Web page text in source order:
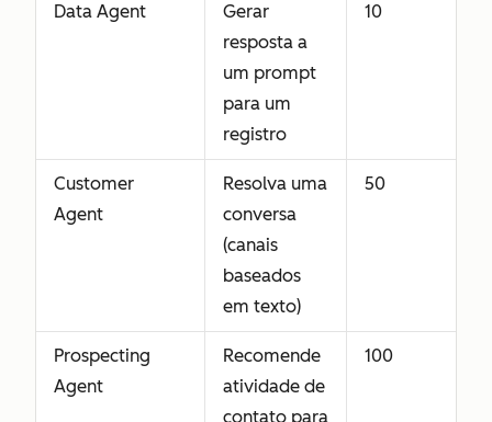
Data Agent
Gerar
resposta a
um prompt
para um
registro
10
Customer
Agent
Resolva uma
conversa
(canais
baseados
em texto)
50
Prospecting
Agent
Recomende
atividade de
contato para
100